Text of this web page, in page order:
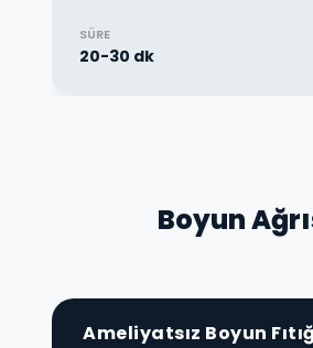
SÜRE
20-30 dk
Boyun
Ameliyatsız Boyun